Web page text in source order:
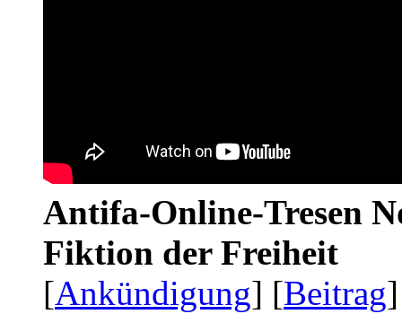
Antifa-Online-Tresen
Fiktion der Freiheit
[Ankündigung] [Beitrag